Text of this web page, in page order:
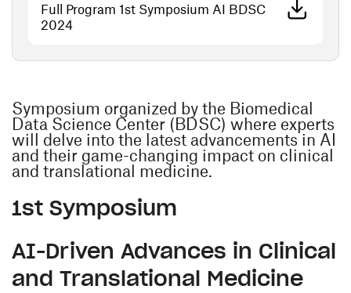
Full Program 1st Symposium AI BDSC
2024(ouvre une nouvelle fenêtre)
Symposium organized by the Biomedical
Data Science Center (BDSC) where experts
will delve into the latest advancements in AI
and their game-changing impact on clinical
and translational medicine.
1st Symposium
AI-Driven Advances in Clinical
and Translational Medicine